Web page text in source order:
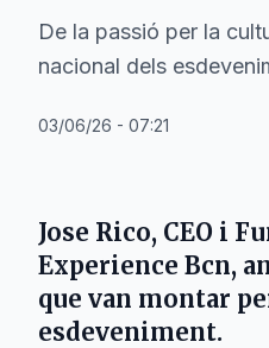
De la passió per la
nacional dels
03/06/26 - 07:21
Jose Rico, CEO i
Experience Bcn,
que van montar
esdeveniment.